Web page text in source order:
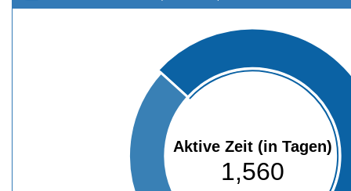
Aktive Zeit (in Tagen)
1,560